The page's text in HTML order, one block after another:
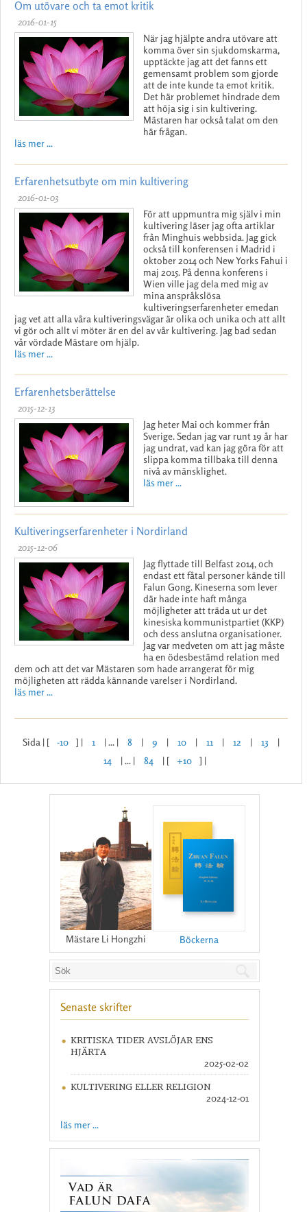
Om utövare och ta emot kritik
2016-01-15
När jag hjälpte andra utövare att
komma över sin sjukdomskarma,
upptäckte jag att det fanns ett
gemensamt problem som gjorde
att de inte kunde ta emot kritik.
Det här problemet hindrade dem
att höja sig i sin kultivering.
Mästaren har också talat om den
här frågan.
läs mer ...
Erfarenhetsutbyte om min kultivering
2016-01-03
För att uppmuntra mig själv i min
kultivering läser jag ofta artiklar
från Minghuis webbsida. Jag gick
också till konferensen i Madrid i
oktober 2014 och New Yorks Fahui i
maj 2015. På denna konferens i
Wien ville jag dela med mig av
mina anspråkslösa
kultiveringserfarenheter emedan
jag vet att alla våra kultiveringsvägar är olika och unika och att allt
vi gör och allt vi möter är en del av vår kultivering. Jag bad sedan
vår vördade Mästare om hjälp.
läs mer ...
Erfarenhetsberättelse
2015-12-13
Jag heter Mai och kommer från
Sverige. Sedan jag var runt 19 år har
jag undrat, vad kan jag göra för att
slippa komma tillbaka till denna
nivå av mänsklighet.
läs mer ...
Kultiveringserfarenheter i Nordirland
2015-12-06
Jag flyttade till Belfast 2014, och
endast ett fåtal personer kände till
Falun Gong. Kineserna som lever
där hade inte haft många
möjligheter att träda ut ur det
kinesiska kommunistpartiet (KKP)
och dess anslutna organisationer.
Jag var medveten om att jag måste
ha en ödesbestämd relation med
dem och att det var Mästaren som hade arrangerat för mig
möjligheten att rädda kännande varelser i Nordirland.
läs mer ...
Sida | [ -10 ] | 1 | ... | 8 | 9 | 10 | 11 | 12 | 13
|
14
| ... | 84 | [ +10 ] |
Mästare Li Hongzhi Böckerna
Senaste skrifter
KRITISKA TIDER AVSLÖJAR ENS
HJÄRTA
2025-02-02
KULTIVERING ELLER RELIGION
2024-12-01
läs mer ...